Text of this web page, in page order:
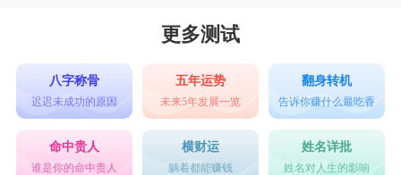
更多测试
八字称骨
迟迟未成功的原因
五年运势
未来5年发展一览
翻身转机
告诉你赚什么最吃香
命中贵人
谁是你的命中贵人
横财运
躺着都能赚钱
姓名详批
姓名对人生的影响